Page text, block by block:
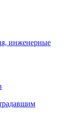
инженерные